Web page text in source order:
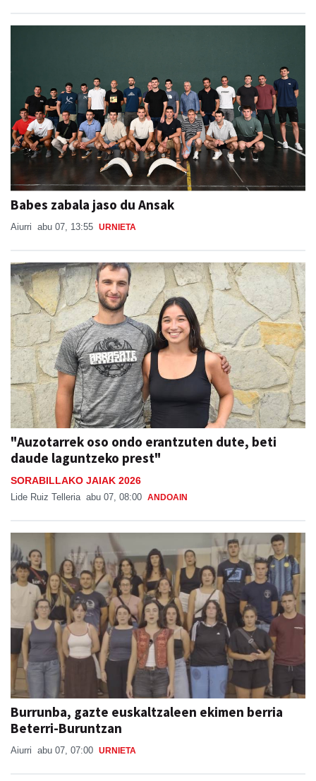
Babes zabala jaso du Ansak
Aiurri abu 07, 13:55 URNIETA
"Auzotarrek oso ondo erantzuten dute, beti
daude laguntzeko prest"
SORABILLAKO JAIAK 2026
Lide Ruiz Telleria abu 07, 08:00 ANDOAIN
Burrunba, gazte euskaltzaleen ekimen berria
Beterri-Buruntzan
Aiurri abu 07, 07:00 URNIETA